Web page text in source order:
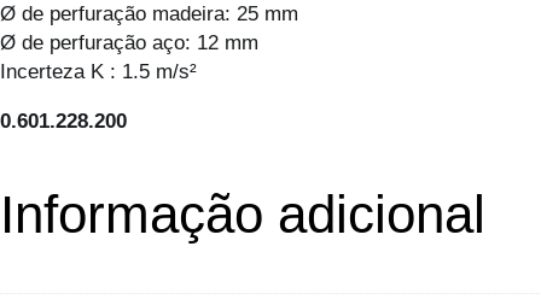
Ø de perfuração madeira: 25 mm
Ø de perfuração aço: 12 mm
Incerteza K : 1.5 m/s²
0.601.228.200
Informação adicional